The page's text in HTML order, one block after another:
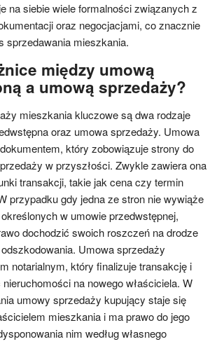
na siebie wiele formalności związanych z
oraz negocjacjami, co znacznie
sprzedawania mieszkania.
między umową
a umową sprzedaży?
mieszkania kluczowe są dwa rodzaje
oraz umowa sprzedaży. Umowa
który zobowiązuje strony do
w przyszłości. Zwykle zawiera ona
transakcji, takie jak cena czy termin
przypadku gdy jedna ze stron nie wywiąże
w umowie przedwstępnej,
dochodzić swoich roszczeń na drodze
Umowa sprzedaży
notarialnym, który finalizuje transakcję i
na nowego właściciela. W
umowy sprzedaży kupujący staje się
mieszkania i ma prawo do jego
nim według własnego